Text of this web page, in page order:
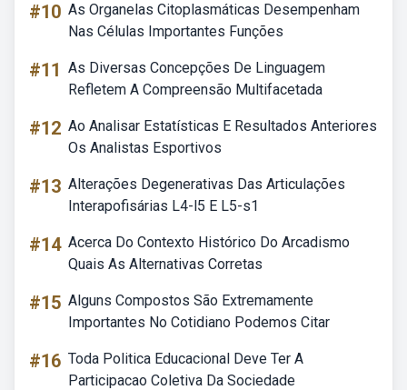
#10 As Organelas Citoplasmáticas Desempenham
Nas Células Importantes Funções
#11 As Diversas Concepções De Linguagem
Refletem A Compreensão Multifacetada
#12 Ao Analisar Estatísticas E Resultados Anteriores
Os Analistas Esportivos
#13 Alterações Degenerativas Das Articulações
Interapofisárias L4-l5 E L5-s1
#14 Acerca Do Contexto Histórico Do Arcadismo
Quais As Alternativas Corretas
#15 Alguns Compostos São Extremamente
Importantes No Cotidiano Podemos Citar
#16 Toda Politica Educacional Deve Ter A
Participacao Coletiva Da Sociedade